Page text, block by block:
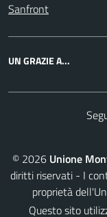
Sanfront
UN GRAZIE A...
© 2026 Unione
diritti riservati - I
proprietà
Questo sito